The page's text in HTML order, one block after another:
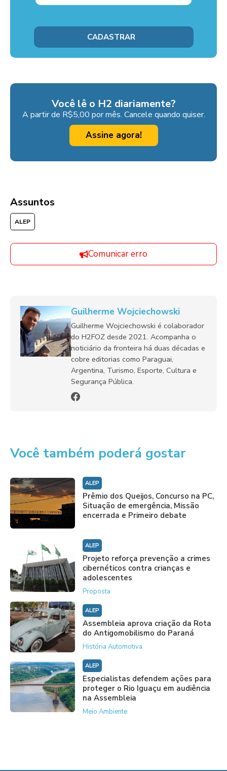
Você lê o H2 diariamente?
A partir de R$5,00 por mês. Cancele quando quiser.
Assine agora!
Assuntos
ALEP
Comunicar erro
Guilherme Wojciechowski
Guilherme Wojciechowski é colaborador
do H2FOZ desde 2021. Acompanha o
noticiário da fronteira há duas décadas e
cobre editorias como Paraguai,
Argentina, Turismo, Esporte, Cultura e
Segurança Pública.
Você também poderá gostar
ALEP
Prêmio dos Queijos, Concurso na PC,
Situação de emergência, Missão
encerrada e Primeiro debate
ALEP
Projeto reforça prevenção a crimes
cibernéticos contra crianças e
adolescentes
Proposta
ALEP
Assembleia aprova criação da Rota
do Antigomobilismo do Paraná
História Automotiva
ALEP
Especialistas defendem ações para
proteger o Rio Iguaçu em audiência
na Assembleia
Meio Ambiente